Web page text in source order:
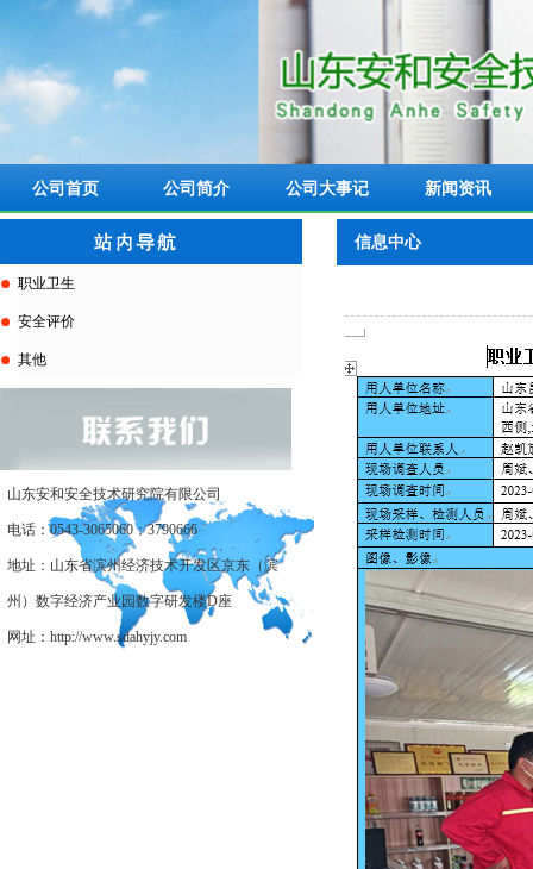
公司首页 公司简介 公司大事记 新闻资讯
职业卫生
安全评价
其他
山东安和安全技术研究院有限公司
电话：0543-3065060；3790666
地址：山东省滨州经济技术开发区京东（滨
州）数字经济产业园数字研发楼D座
网址：http://www.sdahyjy.com
信息中心